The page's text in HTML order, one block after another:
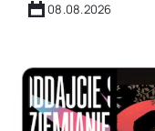
08.08.2026